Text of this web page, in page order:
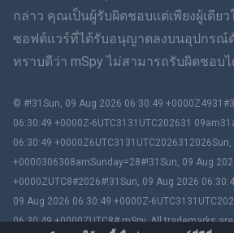
โรมาเนีย
กรีก
สโลวาเกีย
กล่าว คุณเป็นผู้รับผิดชอบแต่เพียงผู้เดียว
ซอฟต์แวร์ที่ได้รับอนุญาตลงบนอุปกรณ์
ทราบดีว่า mSpy ไม่สามารถรับผิดชอบไ
© #!31Sun, 09 Aug 2026 06:30:49
06:30:49 +0000Z-6UTC3131UTC202631
06:30:49
+0000306308amSunday=28#!31Sun, 09 Aug
+0000ZUTC8#2026#!31Sun, 09 Aug 2026
09 Aug 2026 06:30:49 +0000Z-
06:30:49 +0000ZUTC8# mSpy. All trademarks